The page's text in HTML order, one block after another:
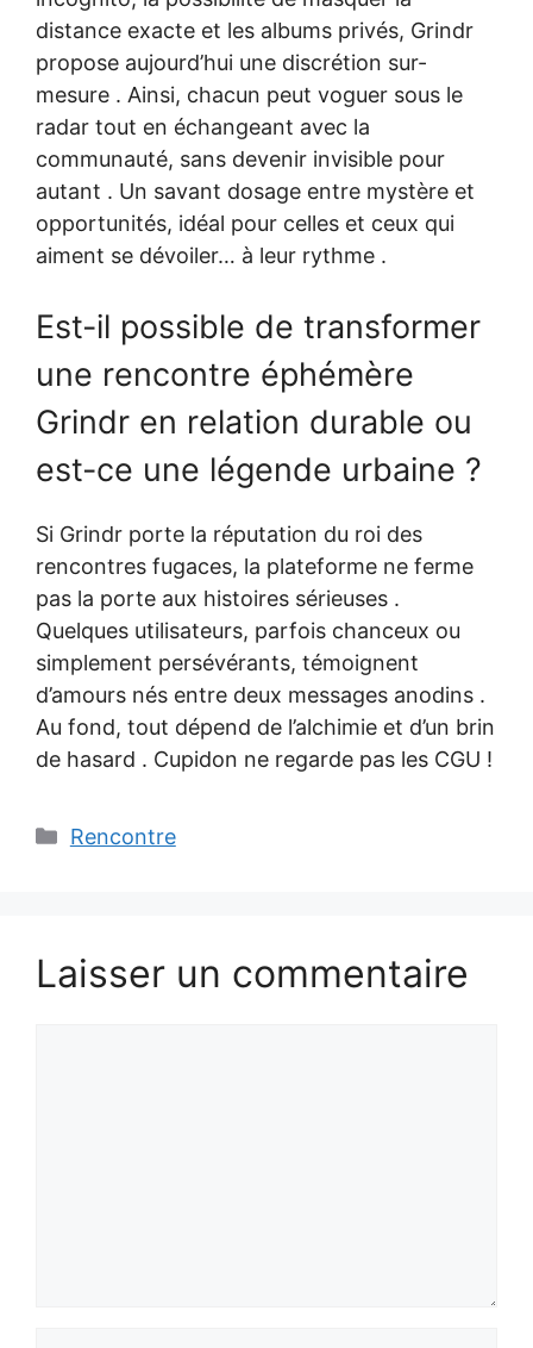
distance exacte et les albums privés, Grindr
propose aujourd’hui une discrétion sur-
mesure . Ainsi, chacun peut voguer sous le
radar tout en échangeant avec la
communauté, sans devenir invisible pour
autant . Un savant dosage entre mystère et
opportunités, idéal pour celles et ceux qui
aiment se dévoiler… à leur rythme .
Est-il possible de transformer
une rencontre éphémère
Grindr en relation durable ou
est-ce une légende urbaine ?
Si Grindr porte la réputation du roi des
rencontres fugaces, la plateforme ne ferme
pas la porte aux histoires sérieuses .
Quelques utilisateurs, parfois chanceux ou
simplement persévérants, témoignent
d’amours nés entre deux messages anodins .
Au fond, tout dépend de l’alchimie et d’un brin
de hasard . Cupidon ne regarde pas les CGU !
Catégories
Rencontre
Laisser un commentaire